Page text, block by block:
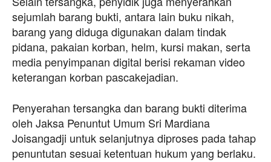
sejumlah barang bukti, antara lain buku nikah,
barang yang diduga digunakan dalam tindak
pidana, pakaian korban, helm, kursi makan, serta
media penyimpanan digital berisi rekaman video
keterangan korban pascakejadian.
Penyerahan tersangka dan barang bukti diterima
oleh Jaksa Penuntut Umum Sri Mardiana
Joisangadji untuk selanjutnya diproses pada tahap
penuntutan sesuai ketentuan hukum yang berlaku.